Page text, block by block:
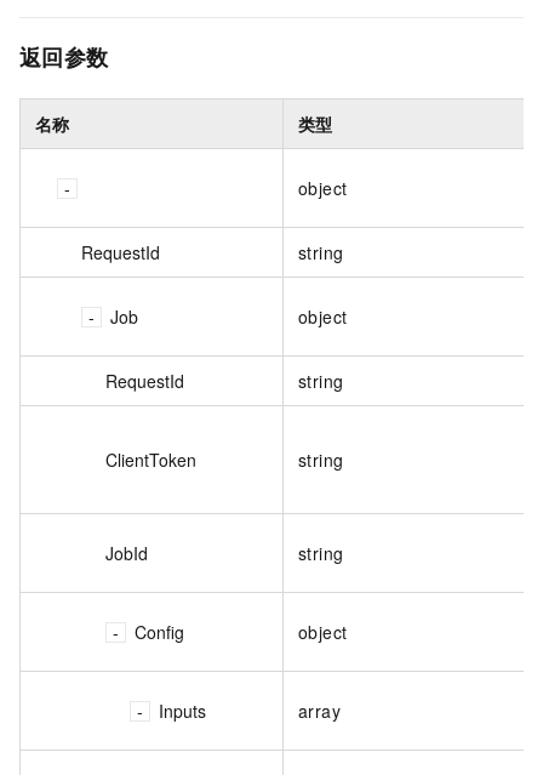
返回参数
名称 类型
object
RequestId string
Job object
RequestId string
ClientToken string
JobId string
Config object
Inputs array